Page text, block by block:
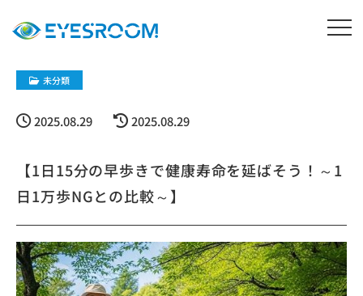
未分類
2025.08.29 2025.08.29
【1日15分の早歩きで健康寿命を延ばそう！～1
日1万歩NGとの比較～】